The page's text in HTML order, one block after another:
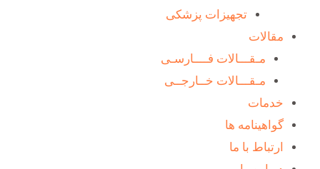
تجهیزات پزشکی
مقالات
مـقـــالات فــــارسـی
مـقـــالات خــارجــی
خدمات
گواهینامه ها
ارتباط با ما